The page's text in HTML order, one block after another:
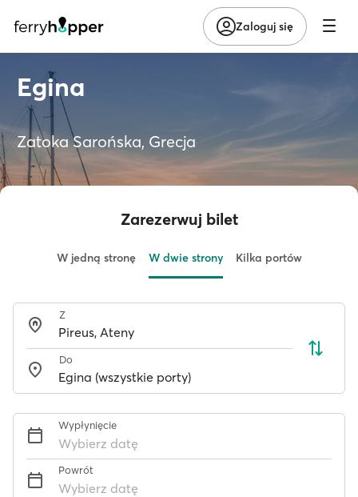
Zaloguj się
Egina
Zatoka Sarońska, Grecja
Zarezerwuj bilet
W jedną stronę W dwie strony Kilka portów
Z
Do
Wypłynięcie
Wybierz datę
Powrót
Wybierz datę